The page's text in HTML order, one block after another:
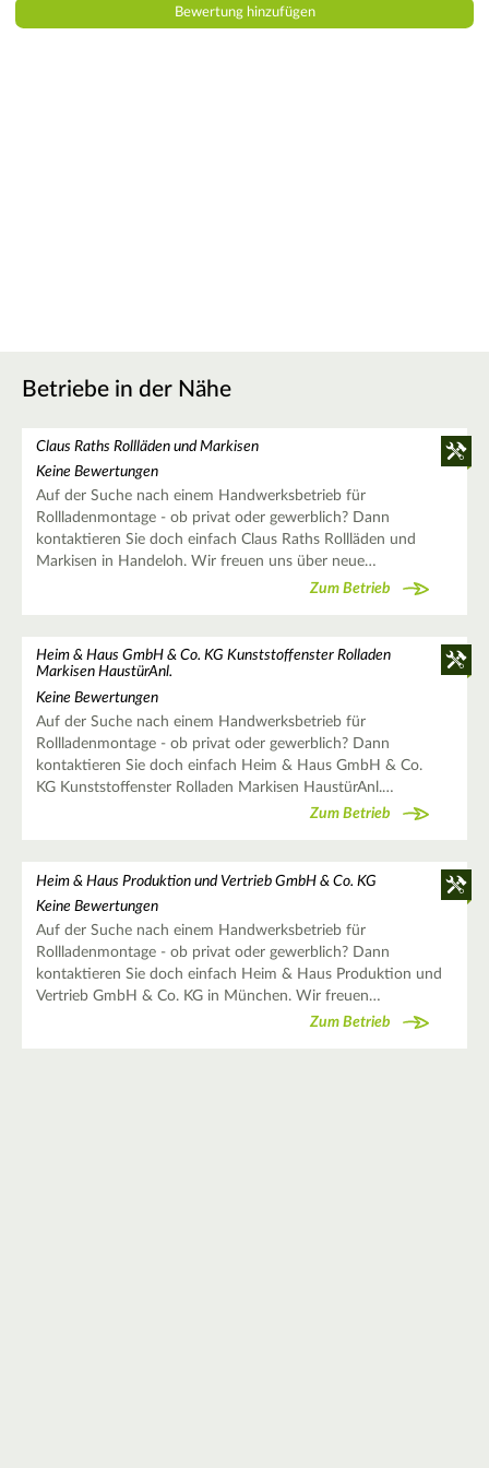
Betriebe in der Nähe
Claus Raths Rollläden und Markisen
Keine Bewertungen
Auf der Suche nach einem Handwerksbetrieb für
Rollladenmontage - ob privat oder gewerblich? Dann
kontaktieren Sie doch einfach Claus Raths Rollläden und
Markisen in Handeloh. Wir freuen uns über neue…
Zum Betrieb
Heim & Haus GmbH & Co. KG Kunststoffenster Rolladen
Markisen HaustürAnl.
Keine Bewertungen
Auf der Suche nach einem Handwerksbetrieb für
Rollladenmontage - ob privat oder gewerblich? Dann
kontaktieren Sie doch einfach Heim & Haus GmbH & Co.
KG Kunststoffenster Rolladen Markisen HaustürAnl.…
Zum Betrieb
Heim & Haus Produktion und Vertrieb GmbH & Co. KG
Keine Bewertungen
Auf der Suche nach einem Handwerksbetrieb für
Rollladenmontage - ob privat oder gewerblich? Dann
kontaktieren Sie doch einfach Heim & Haus Produktion und
Vertrieb GmbH & Co. KG in München. Wir freuen…
Zum Betrieb